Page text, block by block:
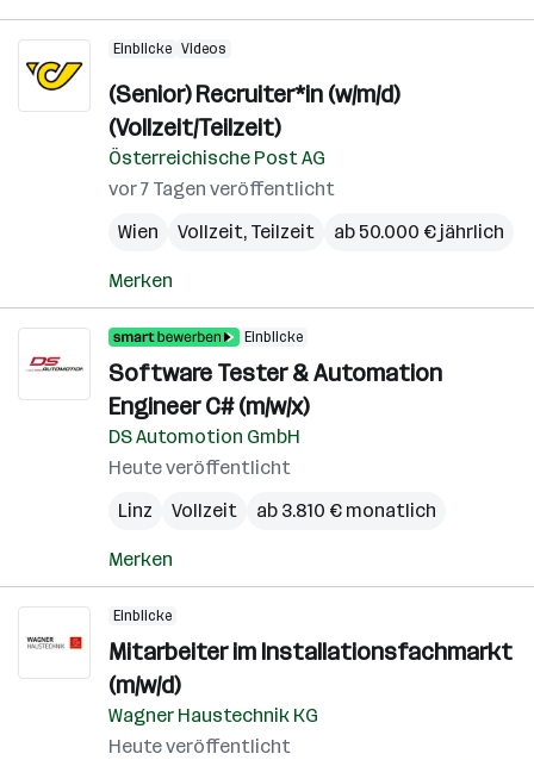
Einblicke Videos
(Senior) Recruiter*in (w/m/d)
(Vollzeit/Teilzeit)
Österreichische Post AG
vor 7 Tagen veröffentlicht
Wien
Vollzeit, Teilzeit ab 50.000 € jährlich
Merken
Einblicke
Software Tester & Automation
Engineer C# (m/w/x)
DS Automotion GmbH
Heute veröffentlicht
Linz
Vollzeit ab 3.810 € monatlich
Merken
Einblicke
Mitarbeiter im Installationsfachmarkt
(m/w/d)
Wagner Haustechnik KG
Heute veröffentlicht